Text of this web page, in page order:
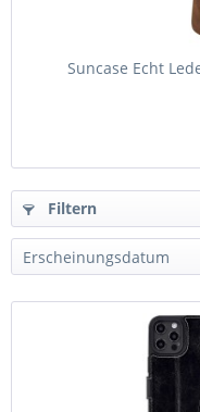
Suncase Echt
Filtern